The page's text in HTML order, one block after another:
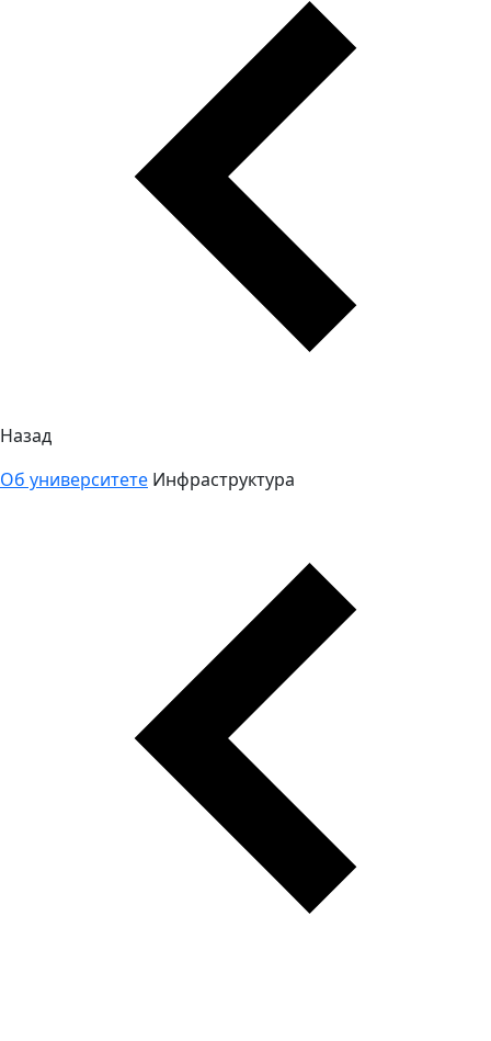
Назад
Об университете Инфраструктура